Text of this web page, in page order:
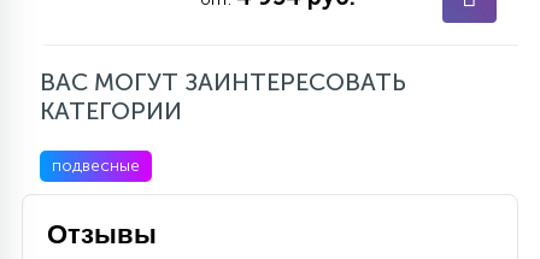
ВАС МОГУТ ЗАИНТЕРЕСОВАТЬ
КАТЕГОРИИ
подвесные
Отзывы